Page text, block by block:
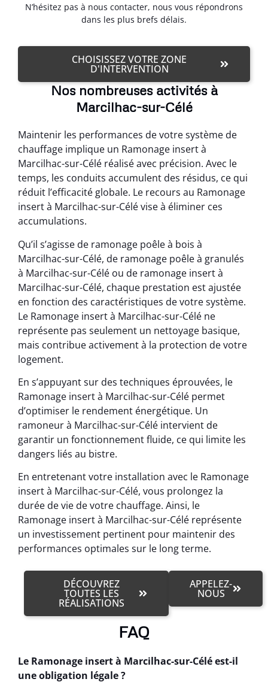
N’hésitez pas à nous contacter, nous vous répondrons
dans les plus brefs délais.
CHOISISSEZ VOTRE ZONE
D'INTERVENTION
Nos nombreuses activités à
Marcilhac-sur-Célé
Maintenir les performances de votre système de
chauffage implique un Ramonage insert à
Marcilhac-sur-Célé réalisé avec précision. Avec le
temps, les conduits accumulent des résidus, ce qui
réduit l’efficacité globale. Le recours au Ramonage
insert à Marcilhac-sur-Célé vise à éliminer ces
accumulations.
Qu’il s’agisse de ramonage poêle à bois à
Marcilhac-sur-Célé, de ramonage poêle à granulés
à Marcilhac-sur-Célé ou de ramonage insert à
Marcilhac-sur-Célé, chaque prestation est ajustée
en fonction des caractéristiques de votre système.
Le Ramonage insert à Marcilhac-sur-Célé ne
représente pas seulement un nettoyage basique,
mais contribue activement à la protection de votre
logement.
En s’appuyant sur des techniques éprouvées, le
Ramonage insert à Marcilhac-sur-Célé permet
d’optimiser le rendement énergétique. Un
ramoneur à Marcilhac-sur-Célé intervient de
garantir un fonctionnement fluide, ce qui limite les
dangers liés au bistre.
En entretenant votre installation avec le Ramonage
insert à Marcilhac-sur-Célé, vous prolongez la
durée de vie de votre chauffage. Ainsi, le
Ramonage insert à Marcilhac-sur-Célé représente
un investissement pertinent pour maintenir des
performances optimales sur le long terme.
DÉCOUVREZ
TOUTES LES
RÉALISATIONS
APPELEZ-
NOUS
FAQ
Le Ramonage insert à Marcilhac-sur-Célé est-il
une obligation légale ?